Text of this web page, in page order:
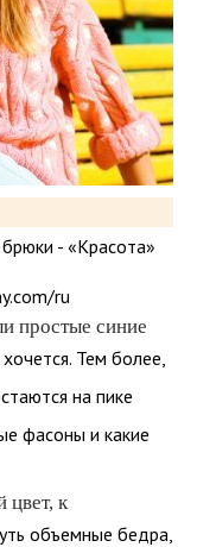
ru
простые синие
Тем более,
на пике
фасоны и какие
цвет, к
объемные бедра,